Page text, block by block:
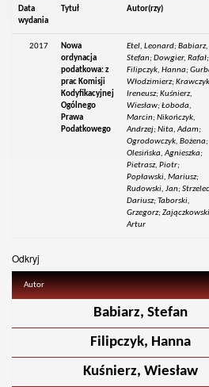
Data
wydania
Tytuł Autor(rzy)
2017
Nowa
ordynacja
podatkowa: z
prac Komisji
Kodyfikacyjnej
Ogólnego
Prawa
Podatkowego
Etel, Leonard; Babiarz,
Stefan; Dowgier, Rafał;
Filipczyk, Hanna;
Włodzimierz;
Ireneusz; Kuśnierz,
Wiesław; Łoboda,
Marcin; Nikończyk,
Andrzej; Nita, Adam;
Ogrodowczyk, Bożena;
Olesińska, Agnieszka;
Pietrasz, Piotr;
Popławski, Mariusz;
Rudowski, Jan;
Dariusz; Taborski,
Grzegorz;
Artur
Odkryj
Autor
Babiarz, Stefan
Filipczyk, Hanna
Kuśnierz, Wiesław